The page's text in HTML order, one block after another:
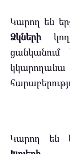
Կարող են
Ձկների
Կարող են